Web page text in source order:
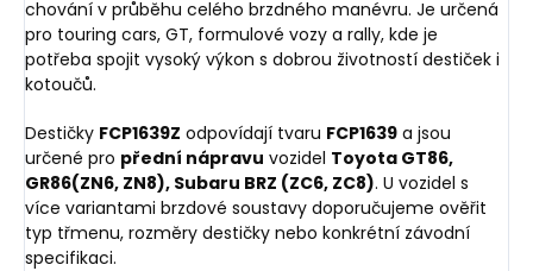
chování v průběhu celého brzdného manévru. Je určená
pro touring cars, GT, formulové vozy a rally, kde je
potřeba spojit vysoký výkon s dobrou životností destiček i
kotoučů.
Destičky FCP1639Z odpovídají tvaru FCP1639 a jsou
určené pro přední nápravu vozidel Toyota GT86,
GR86(ZN6, ZN8), Subaru BRZ (ZC6, ZC8). U vozidel s
více variantami brzdové soustavy doporučujeme ověřit
typ třmenu, rozměry destičky nebo konkrétní závodní
specifikaci.